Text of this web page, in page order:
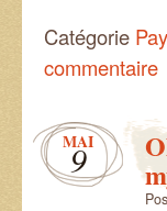
Catégorie
commentaire
MAI
9